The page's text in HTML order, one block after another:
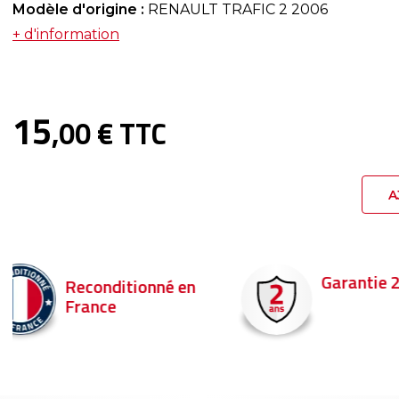
Modèle d'origine : RENAULT TRAFIC 2 2006
+ d'information
15,00 € TTC
Garantie 2 ans Livraison en
Commandez
pour être livré